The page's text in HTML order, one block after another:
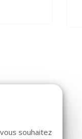
souhaitez